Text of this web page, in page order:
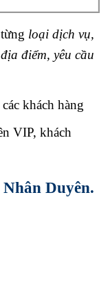
loại dịch vụ,
điểm, yêu cầu
khách hàng
VIP, khách
Duyên.